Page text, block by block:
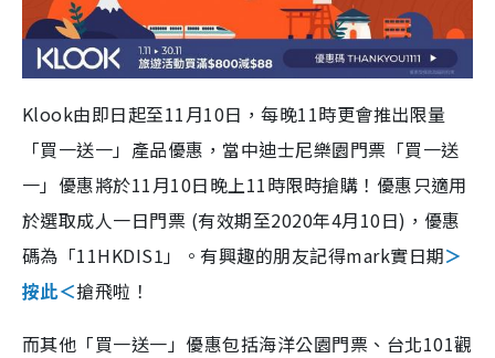
Klook由即日起至11月10日，每晚11時更會推出限量
「買一送一」產品優惠，當中迪士尼樂園門票「買一送
一」優惠將於11月10日晚上11時限時搶購！優惠只適用
於選取成人一日門票 (有效期至2020年4月10日)， 優惠
碼為「11HKDIS1」 。有興趣的朋友記得mark實日期＞
按此＜搶飛啦！
而其他「買一送一」優惠包括海洋公園門票、台北101觀